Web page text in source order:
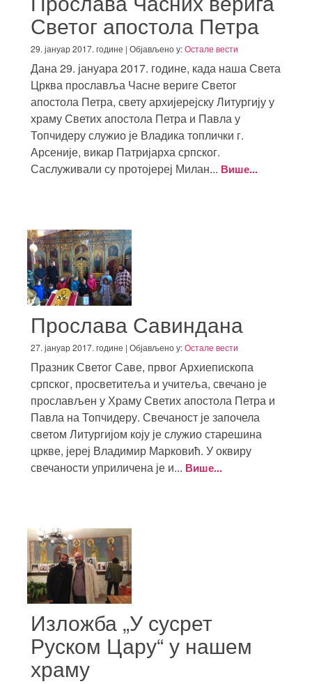
Светог апостола Петра
29. јануар 2017. године | Објављено у:Остале вести
Дана 29. јануара 2017. године, када наша Света
Црква прославља Часне вериге Светог
апостола Петра, свету архијерејску Литургију у
храму Светих апостола Петра и Павла у
Топчидеру служио је Владика топлички г.
Арсеније, викар Патријарха српског.
Саслуживали су протојереј Милан... Више...
Прослава Савиндана
27. јануар 2017. године | Објављено у:Остале вести
Празник Светог Саве, првог Архиепископа
српског, просветитеља и учитеља, свечано је
прослављен у Храму Светих апостола Петра и
Павла на Топчидеру. Свечаност је започела
светом Литургијом коју је служио старешина
цркве, јереј Владимир Марковић. У оквиру
свечаности уприличена је и... Више...
Изложба „У сусрет
Руском Цару“ у нашем
храму